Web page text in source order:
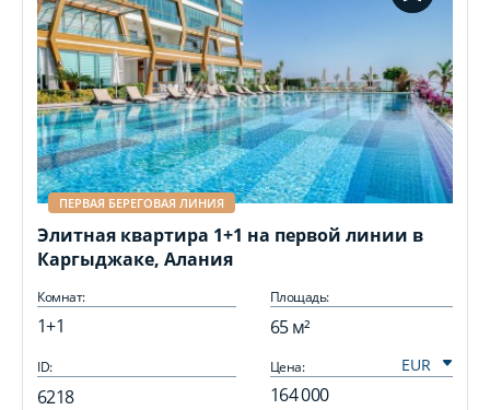
ПЕРВАЯ БЕРЕГОВАЯ ЛИНИЯ
Элитная квартира 1+1 на первой линии в
Каргыджаке, Алания
Комнат:
1+1
Площадь:
65 м²
ID:
6218
Цена:
164 000